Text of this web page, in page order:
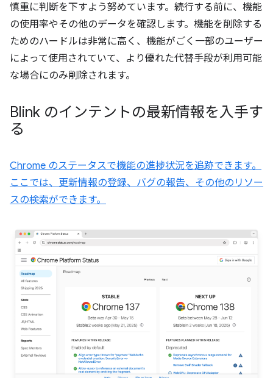
慎重に判断を下すよう努めています。続行する前に、機能
の使用率やその他のデータを確認します。機能を削除する
ためのハードルは非常に高く、機能がごく一部のユーザー
によって使用されていて、より優れた代替手段が利用可能
な場合にのみ削除されます。
Blink のインテントの最新情報を入手す
る
Chrome のステータスで機能の進捗状況を追跡できます。
ここでは、更新情報の登録、バグの報告、その他のリソー
スの検索ができます。